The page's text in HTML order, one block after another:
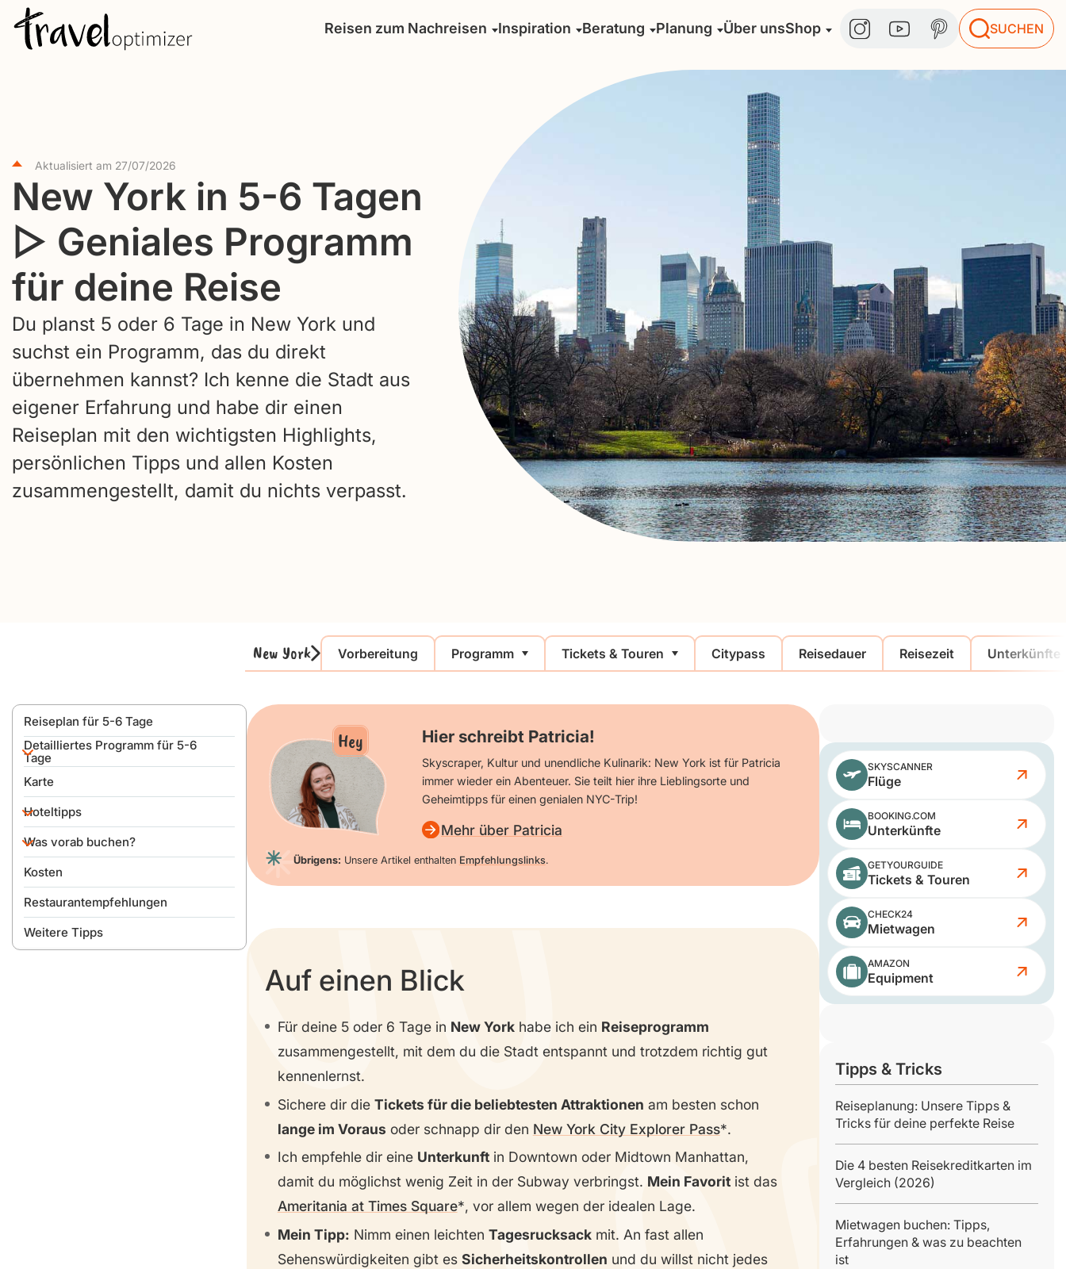
Reisen zum Nachreisen Inspiration Beratung Planung Über unsShop SUCHEN
Aktualisiert am 27/07/2026
New York in 5-6 Tagen
▷ Geniales Programm
für deine Reise
Du planst 5 oder 6 Tage in New York und
suchst ein Programm, das du direkt
übernehmen kannst? Ich kenne die Stadt aus
eigener Erfahrung und habe dir einen
Reiseplan mit den wichtigsten Highlights,
persönlichen Tipps und allen Kosten
zusammengestellt, damit du nichts verpasst.
New York Vorbereitung Programm Tickets & Touren Citypass Reisedauer Reisezeit Unterkünfte
Reiseplan für 5-6 Tage
Detailliertes Programm für 5-6
Tage
Anreise
Tag 1
Tag 2
Tag 3
Tag 4
Tag 5
Karte
Hoteltipps
Gute: Hotel Mulberry
Was vorab buchen?
Lohnt sich der New York
Explorer Pass?
Kosten
Restaurantempfehlungen
Weitere Tipps
Hey Hier schreibt Patricia!
Skyscraper, Kultur und unendliche Kulinarik: New York ist für Patricia
immer wieder ein Abenteuer. Sie teilt hier ihre Lieblingsorte und
Geheimtipps für einen genialen NYC-Trip!
Mehr über Patricia
Übrigens: Unsere Artikel enthalten Empfehlungslinks.
Auf einen Blick
Für deine 5 oder 6 Tage in New Yorkhabe ich ein Reiseprogramm
zusammengestellt, mit dem du die Stadt entspannt und trotzdem richtig gut
kennenlernst.
Sichere dir die Tickets für die beliebtesten Attraktionen am besten schon
lange im Voraus oder schnapp dir den New York City Explorer Pass .
Ich empfehle dir eine Unterkunftin Downtown oder Midtown Manhattan,
damit du möglichst wenig Zeit in der Subway verbringst. Mein Favoritist das
Ameritania at Times Square , vor allem wegen der idealen Lage.
Mein Tipp: Nimm einen leichten Tagesrucksackmit. An fast allen
Sehenswürdigkeiten gibt es Sicherheitskontrollen und du willst nicht jedes
SKYSCANNER
Flüge
BOOKING.COM
Unterkünfte
GETYOURGUIDE
Tickets & Touren
CHECK24
Mietwagen
AMAZON
Equipment
Tipps & Tricks
Reiseplanung: Unsere Tipps &
Tricks für deine perfekte Reise
Die 4 besten Reisekreditkarten im
Vergleich (2026)
Mietwagen buchen: Tipps,
Erfahrungen & was zu beachten
ist